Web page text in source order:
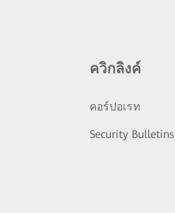
ควิกลิงค์
คอร์ปอเรท
Security Bulletins